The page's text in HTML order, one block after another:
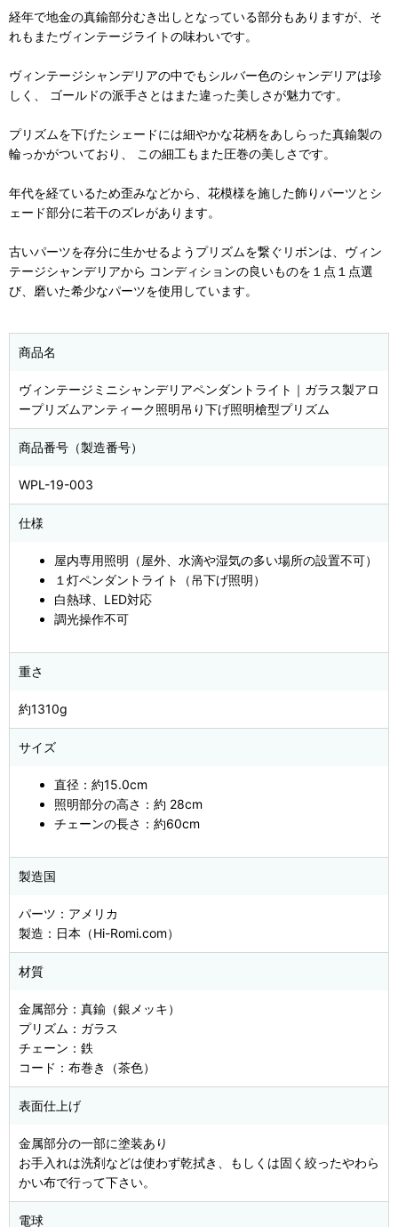
経年で地金の真鍮部分むき出しとなっている部分もありますが、そ
れもまたヴィンテージライトの味わいです。
ヴィンテージシャンデリアの中でもシルバー色のシャンデリアは珍
しく、 ゴールドの派手さとはまた違った美しさが魅力です。
プリズムを下げたシェードには細やかな花柄をあしらった真鍮製の
輪っかがついており、 この細工もまた圧巻の美しさです。
年代を経ているため歪みなどから、花模様を施した飾りパーツとシ
ェード部分に若干のズレがあります。
古いパーツを存分に生かせるようプリズムを繋ぐリボンは、ヴィン
テージシャンデリアから コンディションの良いものを１点１点選
び、磨いた希少なパーツを使用しています。
商品名
ヴィンテージミニシャンデリアペンダントライト｜ガラス製アロ
ープリズムアンティーク照明吊り下げ照明槍型プリズム
商品番号（製造番号）
WPL-19-003
仕様
屋内専用照明（屋外、水滴や湿気の多い場所の設置不可）
１灯ペンダントライト（吊下げ照明）
白熱球、LED対応
調光操作不可
重さ
約1310g
サイズ
直径：約15.0cm
照明部分の高さ：約 28cm
チェーンの長さ：約60cm
製造国
パーツ：アメリカ
製造：日本（Hi-Romi.com）
材質
金属部分：真鍮（銀メッキ）
プリズム：ガラス
チェーン：鉄
コード：布巻き（茶色）
表面仕上げ
金属部分の一部に塗装あり
お手入れは洗剤などは使わず乾拭き、もしくは固く絞ったやわら
かい布で行って下さい。
電球